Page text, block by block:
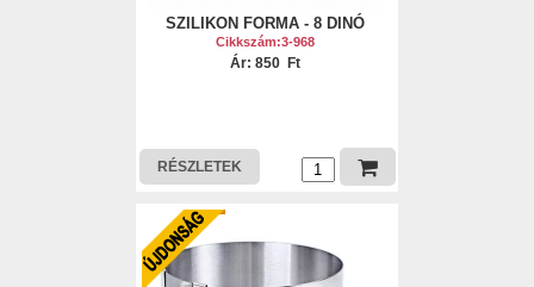
SZILIKON FORMA - 8 DINÓ
Cikkszám:3-968
Ár: 850 Ft
RÉSZLETEK